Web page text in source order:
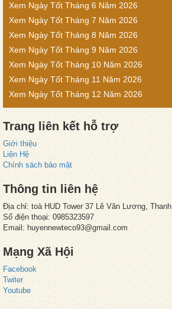
Xem Ngày Tốt Tháng 6 Năm 2026
Xem Ngày Tốt Tháng 7 Năm 2026
Xem Ngày Tốt Tháng 8 Năm 2026
Xem Ngày Tốt Tháng 9 Năm 2026
Xem Ngày Tốt Tháng 10 Năm 2026
Xem Ngày Tốt Tháng 11 Năm 2026
Xem Ngày Tốt Tháng 12 Năm 2026
Trang liên kết hỗ trợ
Giới thiệu
Liện Hệ
Chính sách bảo mật
Thông tin liên hệ
Địa chỉ: toà HUD Tower 37 Lê Văn Lương,
Số điện thoại: 0985323597
Email: huyennewteco93@gmail.com
Mạng Xã Hội
Facebook
Twiter
Youtube